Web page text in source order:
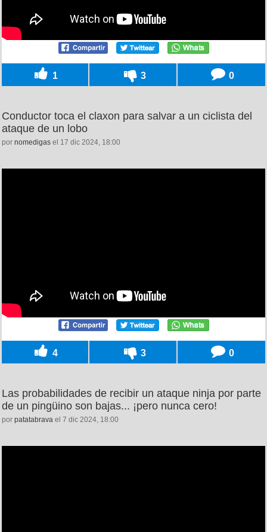
1 3 0
Conductor toca el claxon para salvar a un ciclista del
ataque de un lobo
por nomedigas el 17 dic 2024, 18:00
4 3 0
Las probabilidades de recibir un ataque ninja por parte
de un pingüino son bajas... ¡pero nunca cero!
por patatabrava el 7 dic 2024, 18:00